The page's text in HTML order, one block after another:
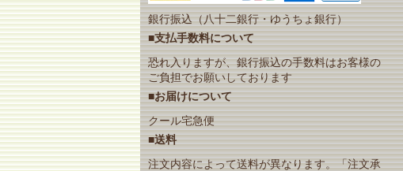
銀行振込（八十二銀行・ゆうちょ銀行）
■支払手数料について
恐れ入りますが、銀行振込の手数料はお客様の
ご負担でお願いしております
■お届けについて
クール宅急便
■送料
注文内容によって送料が異なります。「注文承